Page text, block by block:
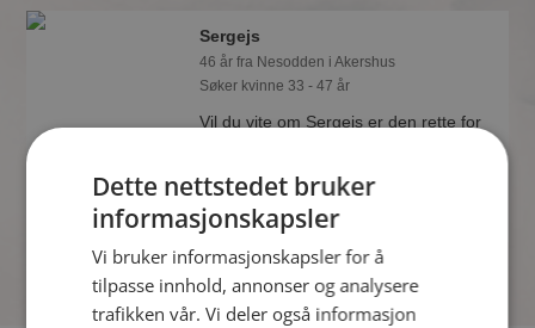
Sergejs
46 år fra Nesodden i Akershus
Søker kvinne 33 - 47 år
Vil du vite om Sergejs er den rette for
treningsentusiast som deg selv?
Dette nettstedet bruker
informasjonskapsler
Vi bruker informasjonskapsler for å
tilpasse innhold, annonser og analysere
trafikken vår. Vi deler også informasjon